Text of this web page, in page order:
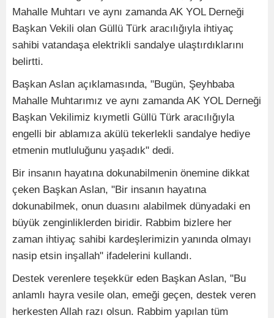
Mahalle Muhtarı ve aynı zamanda AK YOL Derneği
Başkan Vekili olan Güllü Türk aracılığıyla ihtiyaç
sahibi vatandaşa elektrikli sandalye ulaştırdıklarını
belirtti.
Başkan Aslan açıklamasında, "Bugün, Şeyhbaba
Mahalle Muhtarımız ve aynı zamanda AK YOL Derneği
Başkan Vekilimiz kıymetli Güllü Türk aracılığıyla
engelli bir ablamıza akülü tekerlekli sandalye hediye
etmenin mutluluğunu yaşadık" dedi.
Bir insanın hayatına dokunabilmenin önemine dikkat
çeken Başkan Aslan, "Bir insanın hayatına
dokunabilmek, onun duasını alabilmek dünyadaki en
büyük zenginliklerden biridir. Rabbim bizlere her
zaman ihtiyaç sahibi kardeşlerimizin yanında olmayı
nasip etsin inşallah" ifadelerini kullandı.
Destek verenlere teşekkür eden Başkan Aslan, "Bu
anlamlı hayra vesile olan, emeği geçen, destek veren
herkesten Allah razı olsun. Rabbim yapılan tüm